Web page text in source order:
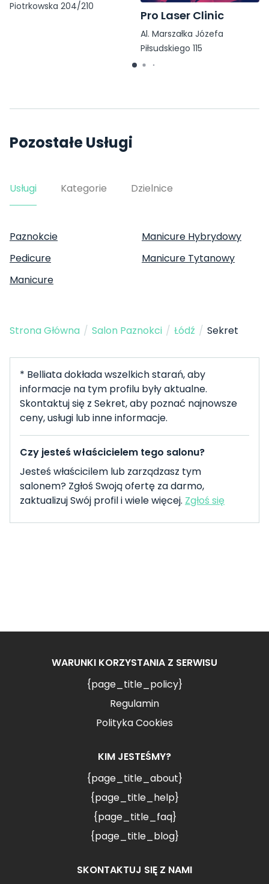
Piotrkowska 204/210
Pro Laser Clinic
Al. Marszałka Józefa
Piłsudskiego 115
Pozostałe Usługi
Usługi Kategorie Dzielnice
Paznokcie
Manicure Hybrydowy
Pedicure
Manicure Tytanowy
Manicure
Strona Główna / Salon Paznokci / Łódź / Sekret
* Belliata dokłada wszelkich starań, aby
informacje na tym profilu były aktualne.
Skontaktuj się z Sekret, aby poznać najnowsze
ceny, usługi lub inne informacje.
Czy jesteś właścicielem tego salonu?
Jesteś właścicilem lub zarządzasz tym
salonem? Zgłoś Swoją ofertę za darmo,
zaktualizuj Swój profil i wiele więcej. Zgłoś się
WARUNKI KORZYSTANIA Z SERWISU
{page_title_policy}
Regulamin
Polityka Cookies
KIM JESTEŚMY?
{page_title_about}
{page_title_help}
{page_title_faq}
{page_title_blog}
SKONTAKTUJ SIĘ Z NAMI